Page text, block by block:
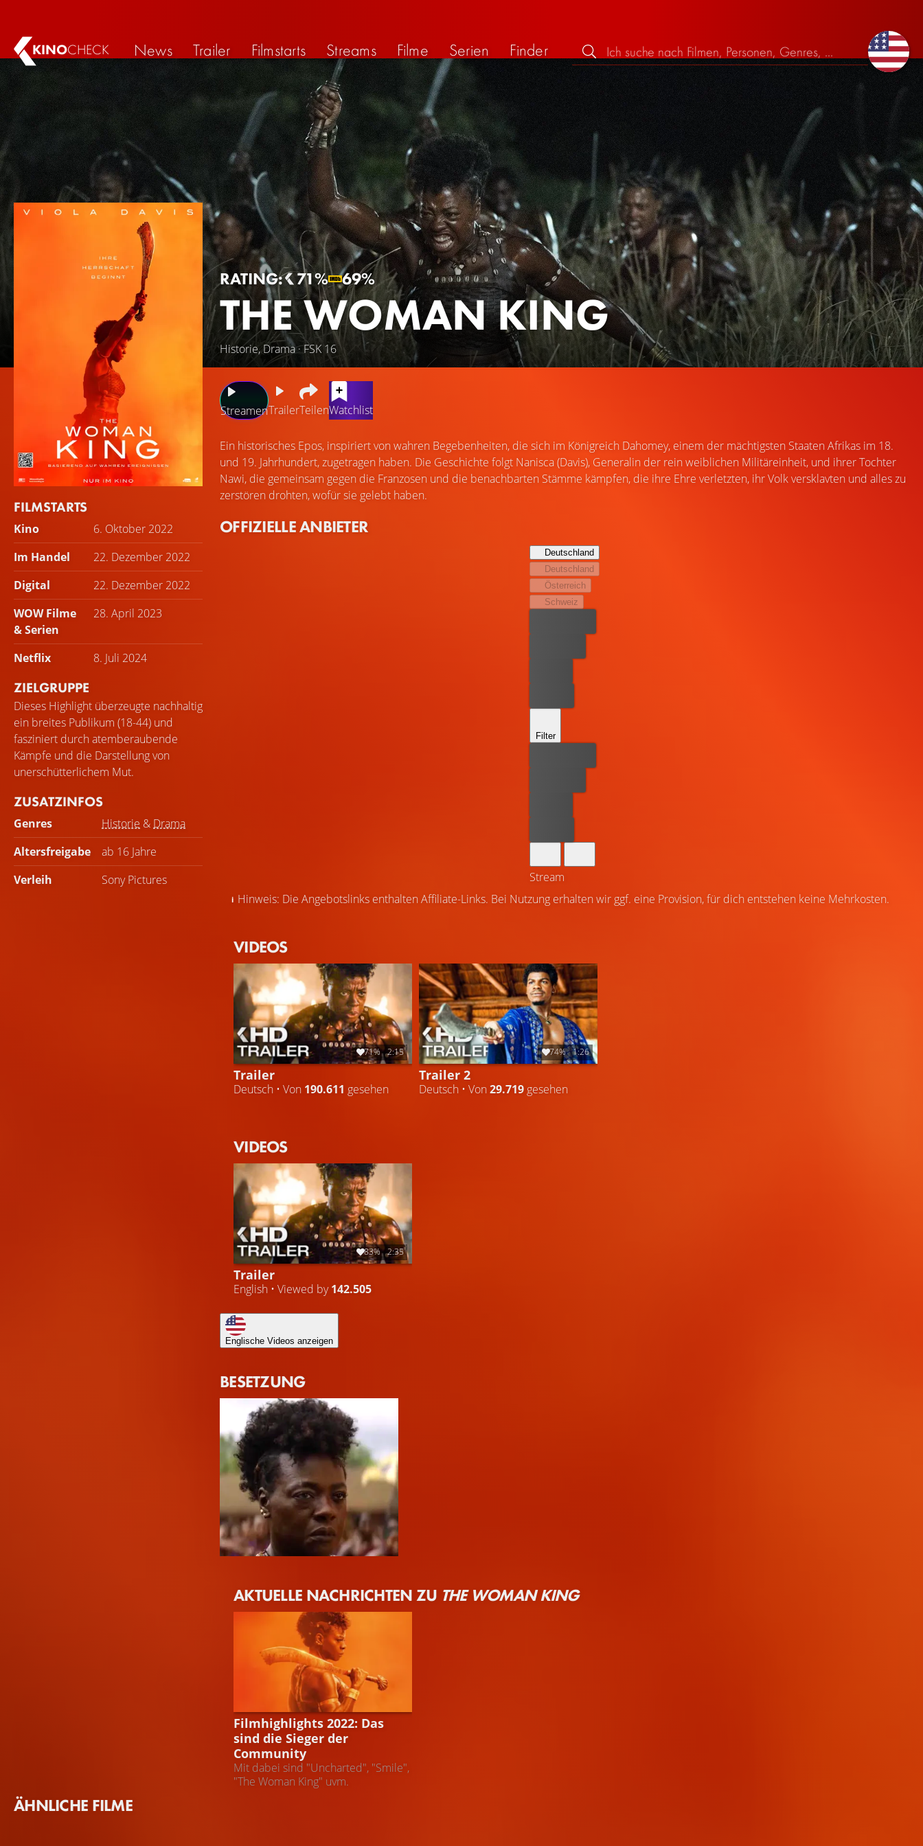
KINOCHECK News Trailer Filmstarts Streams Filme Serien Finder
RATING: 71% 69%
THE WOMAN KING
Historie, Drama · FSK 16
FILMSTARTS
Kino
6. Oktober 2022
Im Handel
22. Dezember 2022
Digital
22. Dezember 2022
WOW Filme
& Serien
28. April 2023
Netflix 8. Juli 2024
ZIELGRUPPE
Dieses Highlight überzeugte nachhaltig
ein breites Publikum (18-44) und
fasziniert durch atemberaubende
Kämpfe und die Darstellung von
unerschütterlichem Mut.
ZUSATZINFOS
Genres Historie & Drama
Altersfreigabe
ab 16 Jahre
Verleih
Sony Pictures
StreamenTrailerTeilenWatchlist
Ein historisches Epos, inspiriert von wahren Begebenheiten, die sich im Königreich Dahomey, einem der mächtigsten Staaten Afrikas im 18.
und 19. Jahrhundert, zugetragen haben. Die Geschichte folgt Nanisca (Davis), Generalin der rein weiblichen Militäreinheit, und ihrer Tochter
Nawi, die gemeinsam gegen die Franzosen und die benachbarten Stämme kämpfen, die ihre Ehre verletzten, ihr Volk versklavten und alles zu
zerstören drohten, wofür sie gelebt haben.
OFFIZIELLE ANBIETER
Deutschland
Deutschland
Österreich
Schweiz
Filter
Stream
Hinweis: Die Angebotslinks enthalten Affiliate-Links. Bei Nutzung erhalten wir ggf. eine Provision, für dich entstehen keine Mehrkosten.
VIDEOS
71% 2:15
Trailer
Deutsch • Von 190.611 gesehen
74% 1:26
Trailer 2
Deutsch • Von29.719 gesehen
VIDEOS
83% 2:35
Trailer
English • Viewed by142.505
Englische Videos anzeigen
BESETZUNG
Viola Davis
Nanisca
AKTUELLE NACHRICHTEN ZU THE WOMAN KING
Filmhighlights 2022: Das
sind die Sieger der
Community
Mit dabei sind "Uncharted", "Smile",
"The Woman King" uvm.
ÄHNLICHE FILME